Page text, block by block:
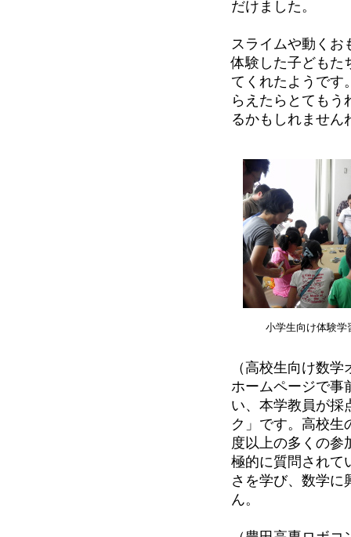
だけました。
スライムや動くお
体験した子どもた
てくれたようです
らえたらとてもう
るかもしれません
小学生向け体験学
（高校生向け数
ホームページで事
い、本学教員が採
ク」です。高校生
度以上の多くの参
極的に質問されて
さを学び、数学に
ん。